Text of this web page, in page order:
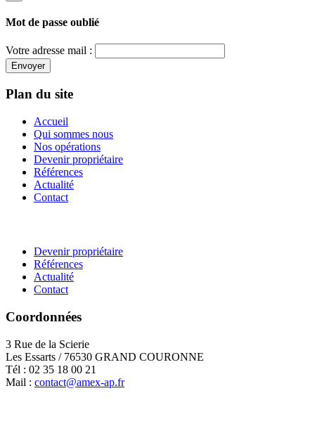
Mot de passe oublié
Votre adresse mail :
Envoyer
Plan du site
Accueil
Qui sommes nous
Nos opérations
Devenir propriétaire
Références
Actualité
Contact
Devenir propriétaire
Références
Actualité
Contact
Coordonnées
3 Rue de la Scierie
Les Essarts / 76530 GRAND COURONNE
Tél : 02 35 18 00 21
Mail : contact@amex-ap.fr